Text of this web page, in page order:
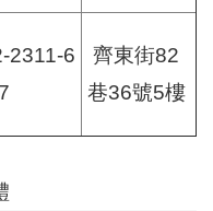
2311-6
齊東街82
巷36號5樓